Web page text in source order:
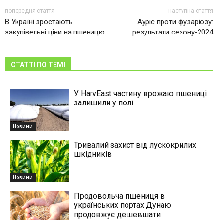
попередня стаття
В Україні зростають
закупівельні ціни на пшеницю
наступна стаття
Ауріс проти фузаріозу:
результати сезону-2024
СТАТТІ ПО ТЕМІ
Новини
У HarvEast частину врожаю пшениці
залишили у полі
Новини
Тривалий захист від лускокрилих
шкідників
Продовольча пшениця в
українських портах Дунаю
продовжує дешевшати